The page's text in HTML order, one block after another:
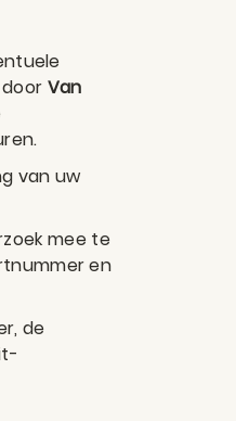
Van
van uw
mee te
en
de